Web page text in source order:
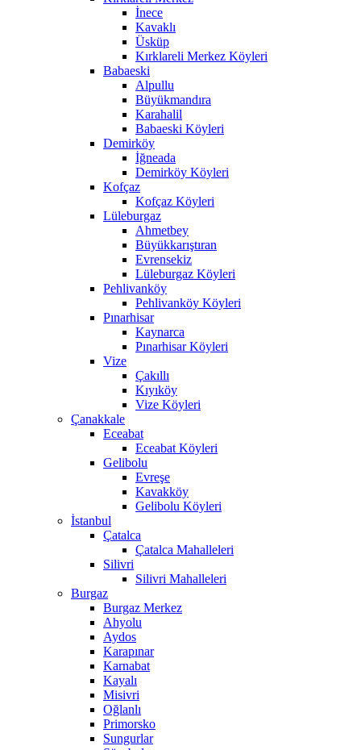
İnece
Kavaklı
Üsküp
Kırklareli Merkez Köyleri
Babaeski
Alpullu
Büyükmandıra
Karahalil
Babaeski Köyleri
Demirköy
İğneada
Demirköy Köyleri
Kofçaz
Kofçaz Köyleri
Lüleburgaz
Ahmetbey
Büyükkarıştıran
Evrensekiz
Lüleburgaz Köyleri
Pehlivanköy
Pehlivanköy Köyleri
Pınarhisar
Kaynarca
Pınarhisar Köyleri
Vize
Çakıllı
Kıyıköy
Vize Köyleri
Çanakkale
Eceabat
Eceabat Köyleri
Gelibolu
Evreşe
Kavakköy
Gelibolu Köyleri
İstanbul
Çatalca
Çatalca Mahalleleri
Silivri
Silivri Mahalleleri
Burgaz
Burgaz Merkez
Ahyolu
Aydos
Karapınar
Karnabat
Kayalı
Misivri
Oğlanlı
Primorsko
Sungurlar